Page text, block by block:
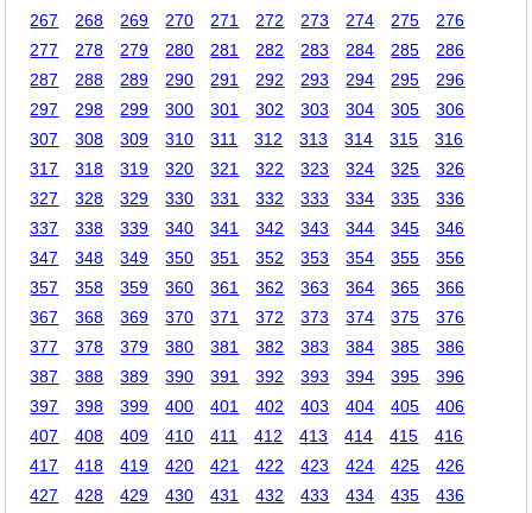
267 268 269 270 271 272 273 274 275
276
277
278 279 280 281 282 283 284 285
286
287
288 289 290 291 292 293 294 295
296
297
298 299 300 301 302 303 304 305
306
307
308 309 310 311 312 313 314 315
316
317
318 319 320 321 322 323 324 325
326
327
328 329 330 331 332 333 334 335
336
337
338 339 340 341 342 343 344 345
346
347
348 349 350 351 352 353 354 355
356
357
358 359 360 361 362 363 364 365
366
367
368 369 370 371 372 373 374 375
376
377
378 379 380 381 382 383 384 385
386
387
388 389 390 391 392 393 394 395
396
397
398 399 400 401 402 403 404 405
406
407
408 409 410 411 412 413 414 415
416
417
418 419 420 421 422 423 424 425
426
427
428 429 430 431 432 433 434 435
436